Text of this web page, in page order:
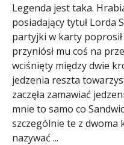
Legenda jest taka.
posiadający tytuł Lorda
partyjki w karty
przyniósł mu coś na
wciśnięty między dwie
jedzenia reszta
zaczęła zamawiać
mnie to samo co
szczególnie te z dwoma
nazywać ...